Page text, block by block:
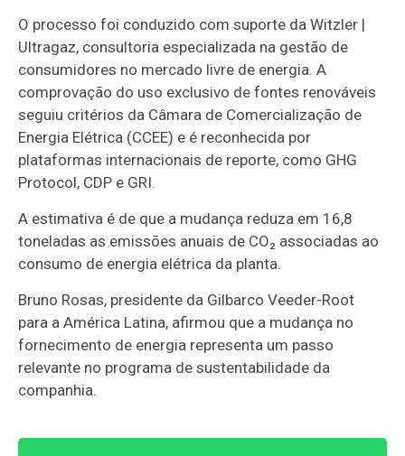
O processo foi conduzido com suporte da Witzler |
Ultragaz, consultoria especializada na gestão de
consumidores no mercado livre de energia. A
comprovação do uso exclusivo de fontes renováveis
seguiu critérios da Câmara de Comercialização de
Energia Elétrica (CCEE) e é reconhecida por
plataformas internacionais de reporte, como GHG
Protocol, CDP e GRI.
A estimativa é de que a mudança reduza em 16,8
toneladas as emissões anuais de CO₂ associadas ao
consumo de energia elétrica da planta.
Bruno Rosas, presidente da Gilbarco Veeder-Root
para a América Latina, afirmou que a mudança no
fornecimento de energia representa um passo
relevante no programa de sustentabilidade da
companhia.